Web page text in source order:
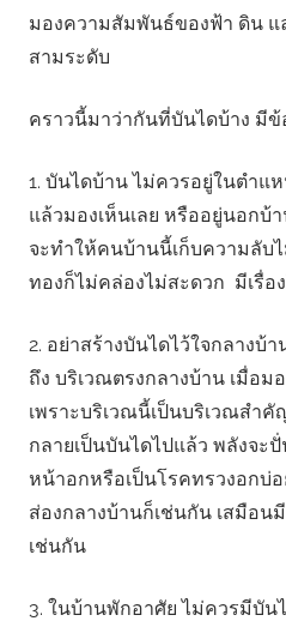
มองความสัมพันธ์ของฟ้า ดิน แ
สามระดับ
คราวนี้มาว่ากันที่บันไดบ้าง มีข้
1. บันไดบ้าน ไม่ควรอยู่ในตำแ
แล้วมองเห็นเลย หรืออยู่นอกบ้
จะทำให้คนบ้านนี้เก็บความลับ
ทองก็ไม่คล่องไม่สะดวก มีเรื่อ
2. อย่าสร้างบันไดไว้ใจกลาง
ถึง บริเวณตรงกลางบ้าน เมื่อ
เพราะบริเวณนี้เป็นบริเวณสำ
กลายเป็นบันไดไปแล้ว พลังจะ
หน้าอกหรือเป็นโรคทรวงอกบ่
ส่องกลางบ้านก็เช่นกัน เสมือน
เช่นกัน
3. ในบ้านพักอาศัย ไม่ควรมีบั